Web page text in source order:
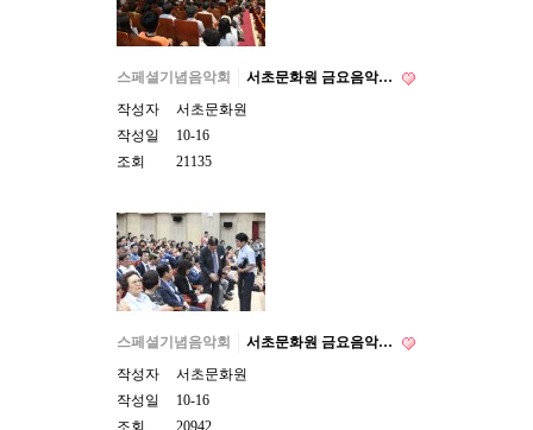
스페셜기념음악회
서초문화원 금요음악…
작성자
서초문화원
작성일
10-16
조회
21135
스페셜기념음악회
서초문화원 금요음악…
작성자
서초문화원
작성일
10-16